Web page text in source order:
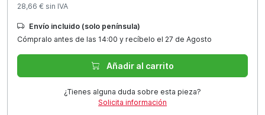
28,66 € sin IVA
Envío incluido (solo península)
Cómpralo antes de las 14:00 y recíbelo el 27 de Agosto
Añadir al carrito
¿Tienes alguna duda sobre esta pieza?
Solicita información